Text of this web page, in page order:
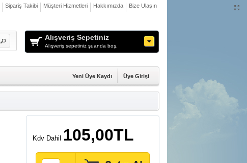
Alışveriş Sepetiniz
Alışveriş sepetiniz şuanda boş.
Üye Girişi
Yeni Üye Kaydı
Bize Ulaşın
Hakkımızda
Müşteri Hizmetleri
Sipariş Takibi
Kdv Dahil 105,00TL